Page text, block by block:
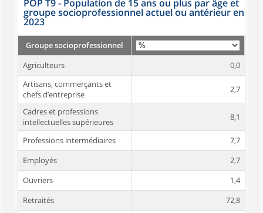
POP T9 - Population de 15 ans ou plus par âge et
groupe socioprofessionnel actuel ou antérieur en
2023
Groupe socioprofessionnel
Agriculteurs
0,0
Artisans, commerçants et
chefs d’entreprise
2,7
Cadres et professions
intellectuelles supérieures
8,1
Professions intermédiaires
7,7
Employés
2,7
Ouvriers
1,4
Retraités
72,8